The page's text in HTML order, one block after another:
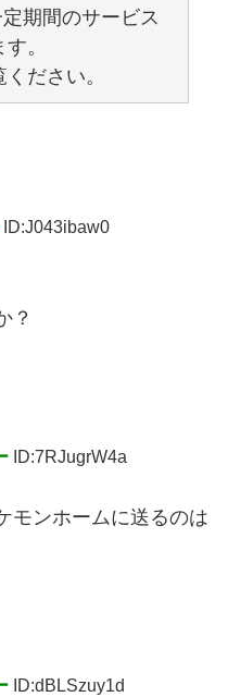
期間のサービス
。
ださい。
ID:J043ibaw0
？
ID:7RJugrW4a
モンホームに送るのは
ID:dBLSzuy1d